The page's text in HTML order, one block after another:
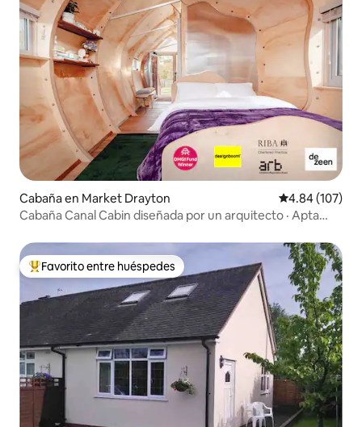
Cabaña en Market Drayton Calificación
4.84 (107)
Cabaña Canal Cabin diseñada por un arquitecto · Apta
Favorito entre huéspedes preferido
Favorito entre huéspedes